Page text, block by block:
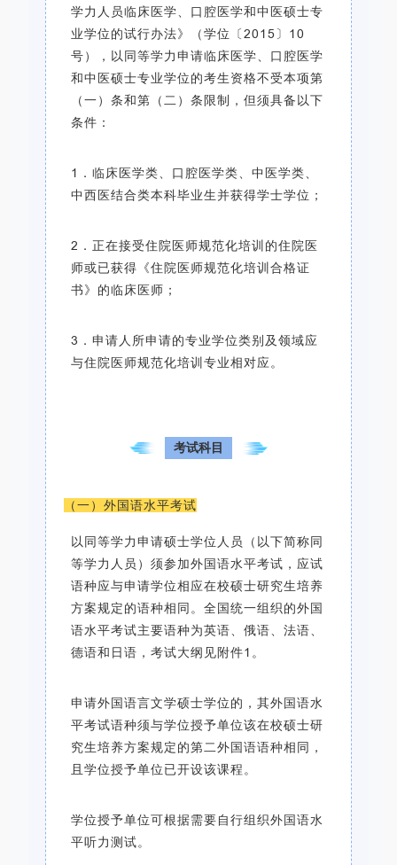
学力人员临床医学、口腔医学和中医硕士专
业学位的试行办法》（学位〔2015〕10
号），以同等学力申请临床医学、口腔医学
和中医硕士专业学位的考生资格不受本项第
（一）条和第（二）条限制，但须具备以下
条件：
1．临床医学类、口腔医学类、中医学类、
中西医结合类本科毕业生并获得学士学位；
2．正在接受住院医师规范化培训的住院医
师或已获得《住院医师规范化培训合格证
书》的临床医师；
3．申请人所申请的专业学位类别及领域应
与住院医师规范化培训专业相对应。
考试科目
（一）外国语水平考试
以同等学力申请硕士学位人员（以下简称同
等学力人员）须参加外国语水平考试，应试
语种应与申请学位相应在校硕士研究生培养
方案规定的语种相同。全国统一组织的外国
语水平考试主要语种为英语、俄语、法语、
德语和日语，考试大纲见附件1。
申请外国语言文学硕士学位的，其外国语水
平考试语种须与学位授予单位该在校硕士研
究生培养方案规定的第二外国语语种相同，
且学位授予单位已开设该课程。
学位授予单位可根据需要自行组织外国语水
平听力测试。